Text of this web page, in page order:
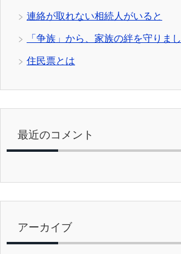
連絡が取れない相続人がいると
「争族」から、家族の絆を守りま
住民票とは
最近のコメント
アーカイブ